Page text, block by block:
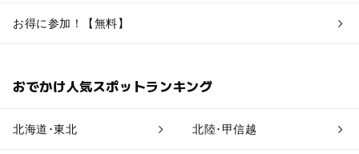
お得に参加！【無料】
おでかけ人気スポットランキング
北海道･東北 北陸･甲信越